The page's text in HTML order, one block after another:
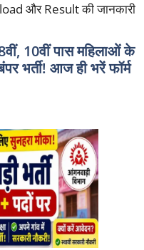
और Result की जानकारी
10वीं पास महिलाओं के
भर्ती! आज ही भरें फॉर्म